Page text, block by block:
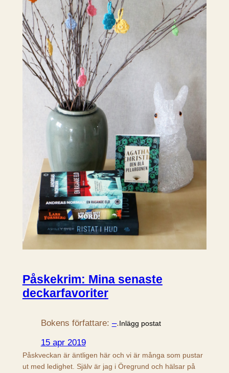
Påskekrim: Mina senaste
deckarfavoriter
Bokens författare: –.Inlägg postat
15 apr 2019
Påskveckan är äntligen här och vi är många som pustar
ut med ledighet. Själv är jag i Öregrund och hälsar på